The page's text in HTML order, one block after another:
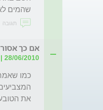
שהמים
תגובה
אם כך
28/06/2010 | 10:39 | מאת: צחי
את